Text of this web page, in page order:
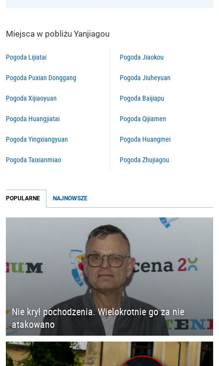
Miejsca w pobliżu Yanjiagou
Pogoda Lijiatai
Pogoda Puxian Donggang
Pogoda Xijiaoyuan
Pogoda Huangjiatai
Pogoda Yingxiangyuan
Pogoda Taixianmiao
Pogoda Jiaokou
Pogoda Jiuheyuan
Pogoda Baijiapu
Pogoda Qijiamen
Pogoda Huangmei
Pogoda Zhujiagou
POPULARNE NAJNOWSZE
Nie krył pochodzenia. Wielokrotnie go za nie
atakowano